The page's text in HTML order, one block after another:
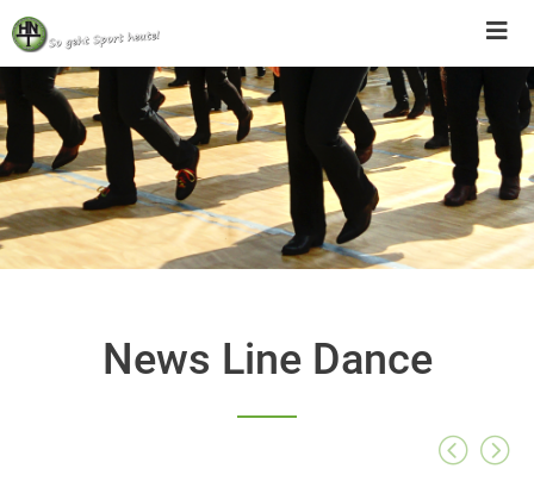
Skip
to
content
News Line Dance